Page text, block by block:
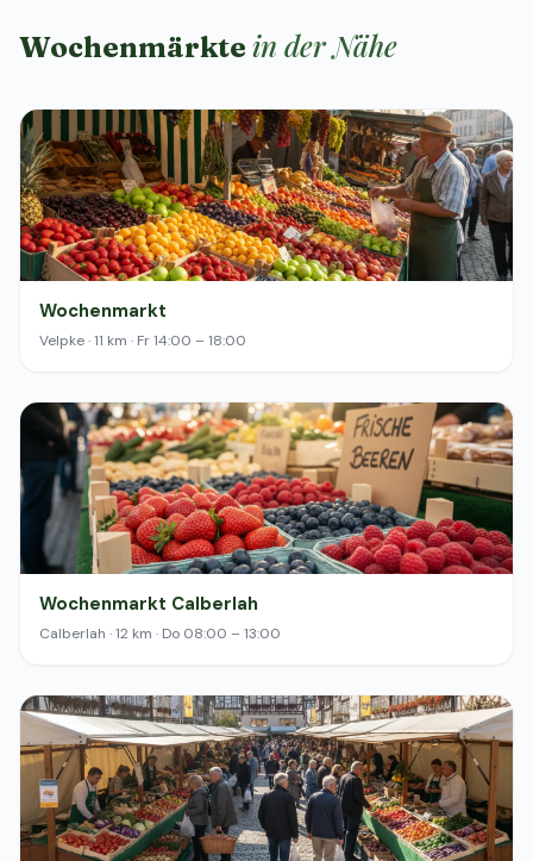
Wochenmärkte in der Nähe
Wochenmarkt
Velpke · 11 km · Fr 14:00 – 18:00
Wochenmarkt Calberlah
Calberlah · 12 km · Do 08:00 – 13:00